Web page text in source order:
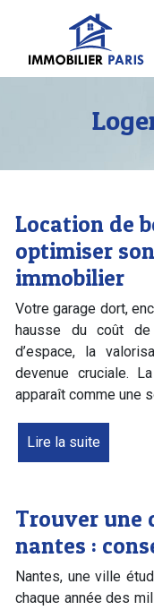
Location de
optimiser
immobilier
Votre garage dort,
hausse du coût
d’espace, la
devenue cruciale.
apparaît comme une
Lire la suite
Trouver une
nantes :
Nantes, une ville
chaque année des